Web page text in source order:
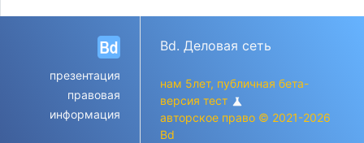
презентация
правовая
информация
Bd. Деловая сеть
нам 5лет, публичная бета-
версия тест science
авторское право © 2021-2026
Bd